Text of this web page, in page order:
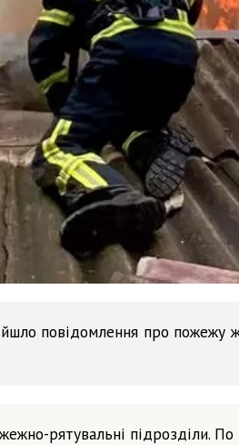
повідомлення про пожежу
рятувальні підрозділи.